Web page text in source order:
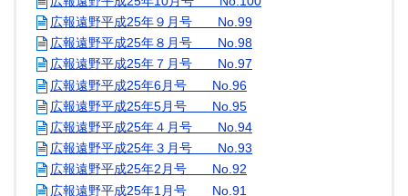
広報遠野平成25年９月号 No.99
広報遠野平成25年８月号 No.98
広報遠野平成25年７月号 No.97
広報遠野平成25年6月号 No.96
広報遠野平成25年5月号 No.95
広報遠野平成25年４月号 No.94
広報遠野平成25年３月号 No.93
広報遠野平成25年2月号 No.92
広報遠野平成25年1月号 No.91